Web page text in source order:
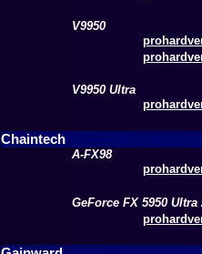
V9950
V9950 Ultra
Chaintech
A-FX98
GeForce FX 5950 Ultra